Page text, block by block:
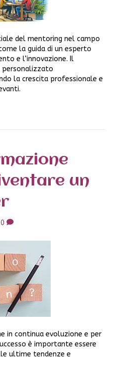
del mentoring nel campo
la guida di un esperto
e l’innovazione. Il
la crescita professionale e
un
0
in continua evoluzione e per
è importante essere
ultime tendenze e